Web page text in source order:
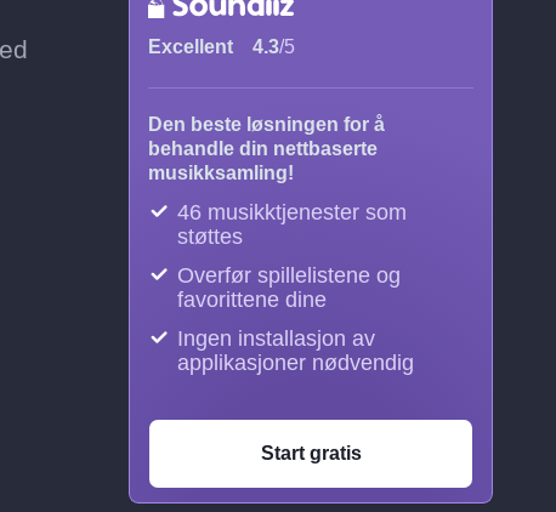
Excellent 4.3/5
Den beste løsningen for å
behandle din nettbaserte
musikksamling!
46 musikktjenester som
støttes
Overfør spillelistene og
favorittene dine
Ingen installasjon av
applikasjoner nødvendig
Start gratis